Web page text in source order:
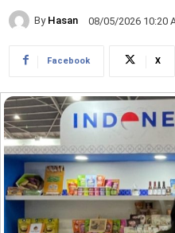
By Hasan 08/05/2026 10:20
Facebook X